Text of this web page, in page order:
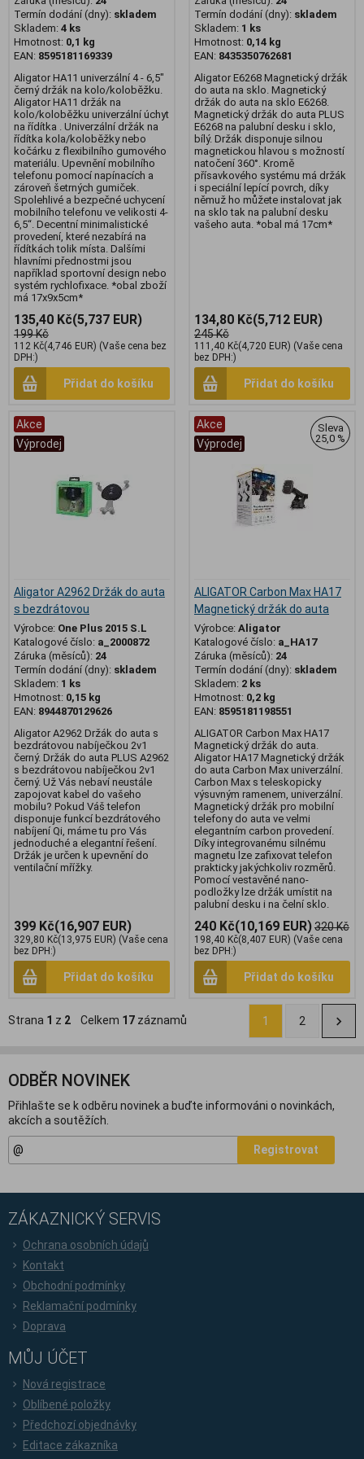
Termín dodání (dny): skladem
Skladem: 4 ks
Hmotnost: 0,1 kg
EAN: 8595181169339
Aligator HA11 univerzální 4 - 6,5"
černý držák na kolo/koloběžku.
Aligator HA11 držák na
kolo/koloběžku univerzální úchyt
na řídítka . Univerzální držák na
řídítka kola/koloběžky nebo
kočárku z flexibilního gumového
materiálu. Upevnění mobilního
telefonu pomocí napínacích a
zároveň šetrných gumiček.
Spolehlivé a bezpečné uchycení
mobilního telefonu ve velikosti 4-
6,5“. Decentní minimalistické
provedení, které nezabírá na
řídítkách tolik místa. Dalšími
hlavními přednostmi jsou
například sportovní design nebo
systém rychlofixace. *obal zboží
má 17x9x5cm*
135,40 Kč(5,737 EUR)
199 Kč
112 Kč(4,746 EUR) (Vaše cena bez
DPH:)
Přidat do košíku
Termín dodání (dny): skladem
Skladem: 1 ks
Hmotnost: 0,14 kg
EAN: 8435350762681
Aligator E6268 Magnetický držák
do auta na sklo. Magnetický
držák do auta na sklo E6268.
Magnetický držák do auta PLUS
E6268 na palubní desku i sklo,
bílý. Držák disponuje silnou
magnetickou hlavou s možností
natočení 360°. Kromě
přísavkového systému má držák
i speciální lepící povrch, díky
němuž ho můžete instalovat jak
na sklo tak na palubní desku
vašeho auta. *obal má 17cm*
134,80 Kč(5,712 EUR)
245 Kč
111,40 Kč(4,720 EUR) (Vaše cena
bez DPH:)
Přidat do košíku
Akce
Výprodej
Aligator A2962 Držák do auta
s bezdrátovou
Výrobce: One Plus 2015 S.L
Katalogové číslo: a_2000872
Záruka (měsíců): 24
Termín dodání (dny): skladem
Skladem: 1 ks
Hmotnost: 0,15 kg
EAN: 8944870129626
Aligator A2962 Držák do auta s
bezdrátovou nabíječkou 2v1
černý. Držák do auta PLUS A2962
s bezdrátovou nabíječkou 2v1
černý. Už Vás nebaví neustále
zapojovat kabel do vašeho
mobilu? Pokud Váš telefon
disponuje funkcí bezdrátového
nabíjení Qi, máme tu pro Vás
jednoduché a elegantní řešení.
Držák je určen k upevnění do
ventilační mřížky.
399 Kč(16,907 EUR)
329,80 Kč(13,975 EUR) (Vaše cena
bez DPH:)
Přidat do košíku
Akce
Výprodej
Sleva
25,0 %
ALIGATOR Carbon Max HA17
Magnetický držák do auta
Výrobce: Aligator
Katalogové číslo: a_HA17
Záruka (měsíců): 24
Termín dodání (dny): skladem
Skladem: 2 ks
Hmotnost: 0,2 kg
EAN: 8595181198551
ALIGATOR Carbon Max HA17
Magnetický držák do auta.
Aligator HA17 Magnetický držák
do auta Carbon Max univerzální.
Carbon Max s teleskopicky
výsuvným ramenem, univerzální.
Magnetický držák pro mobilní
telefony do auta ve velmi
elegantním carbon provedení.
Díky integrovanému silnému
magnetu lze zafixovat telefon
prakticky jakýchkoliv rozměrů.
Pomocí vestavěné nano-
podložky lze držák umístit na
palubní desku i na čelní sklo.
240 Kč(10,169 EUR)320 Kč
198,40 Kč(8,407 EUR) (Vaše cena
bez DPH:)
Přidat do košíku
Strana 1 z 2 Celkem 17 záznamů 1 2
ODBĚR NOVINEK
Přihlašte se k odběru novinek a buďte informováni o novinkách,
akcích a soutěžích.
Registrovat
ZÁKAZNICKÝ SERVIS
Ochrana osobních údajů
Kontakt
Obchodní podmínky
Reklamační podmínky
Doprava
MŮJ ÚČET
Nová registrace
Oblíbené položky
Předchozí objednávky
Editace zákazníka